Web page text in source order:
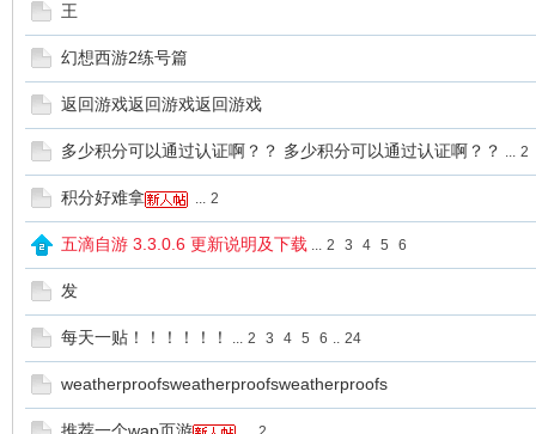
王
幻想西游2练号篇
返回游戏返回游戏返回游戏
多少积分可以通过认证啊？？ 多少积分可以通过认证啊？？ ... 2
积分好难拿 ... 2
五滴自游 3.3.0.6 更新说明及下载... 2 3 4 5 6
发
每天一贴！！！！！！ ... 2 3 4 5 6 .. 24
weatherproofsweatherproofsweatherproofs